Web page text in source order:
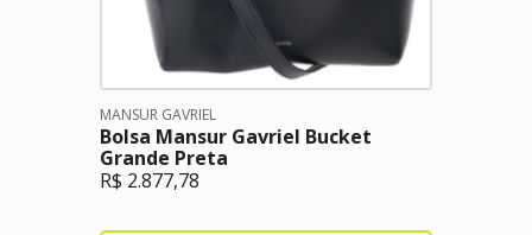
MANSUR GAVRIEL
Bolsa Mansur Gavriel Bucket
Grande Preta
R$ 2.877,78